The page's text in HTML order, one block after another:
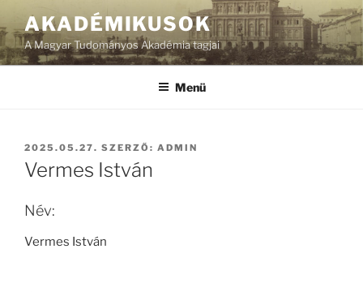
AKADÉMIKUSOK
A Magyar Tudományos Akadémia tagjai
Menü
BEKÜLDVE:
2025.05.27. SZERZŐ: ADMIN
Vermes István
Név:
Vermes István